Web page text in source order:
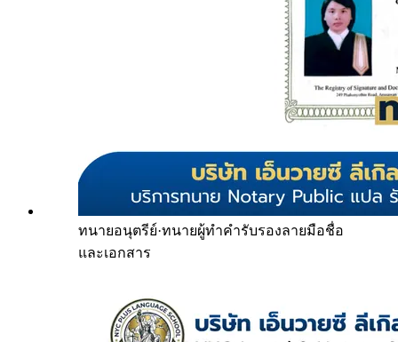
ทนายอนุตรีย์·ทนายผู้ทำคำรับรองลายมือชื่อ
และเอกสาร